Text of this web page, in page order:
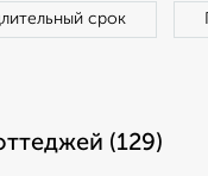
срок
(129)